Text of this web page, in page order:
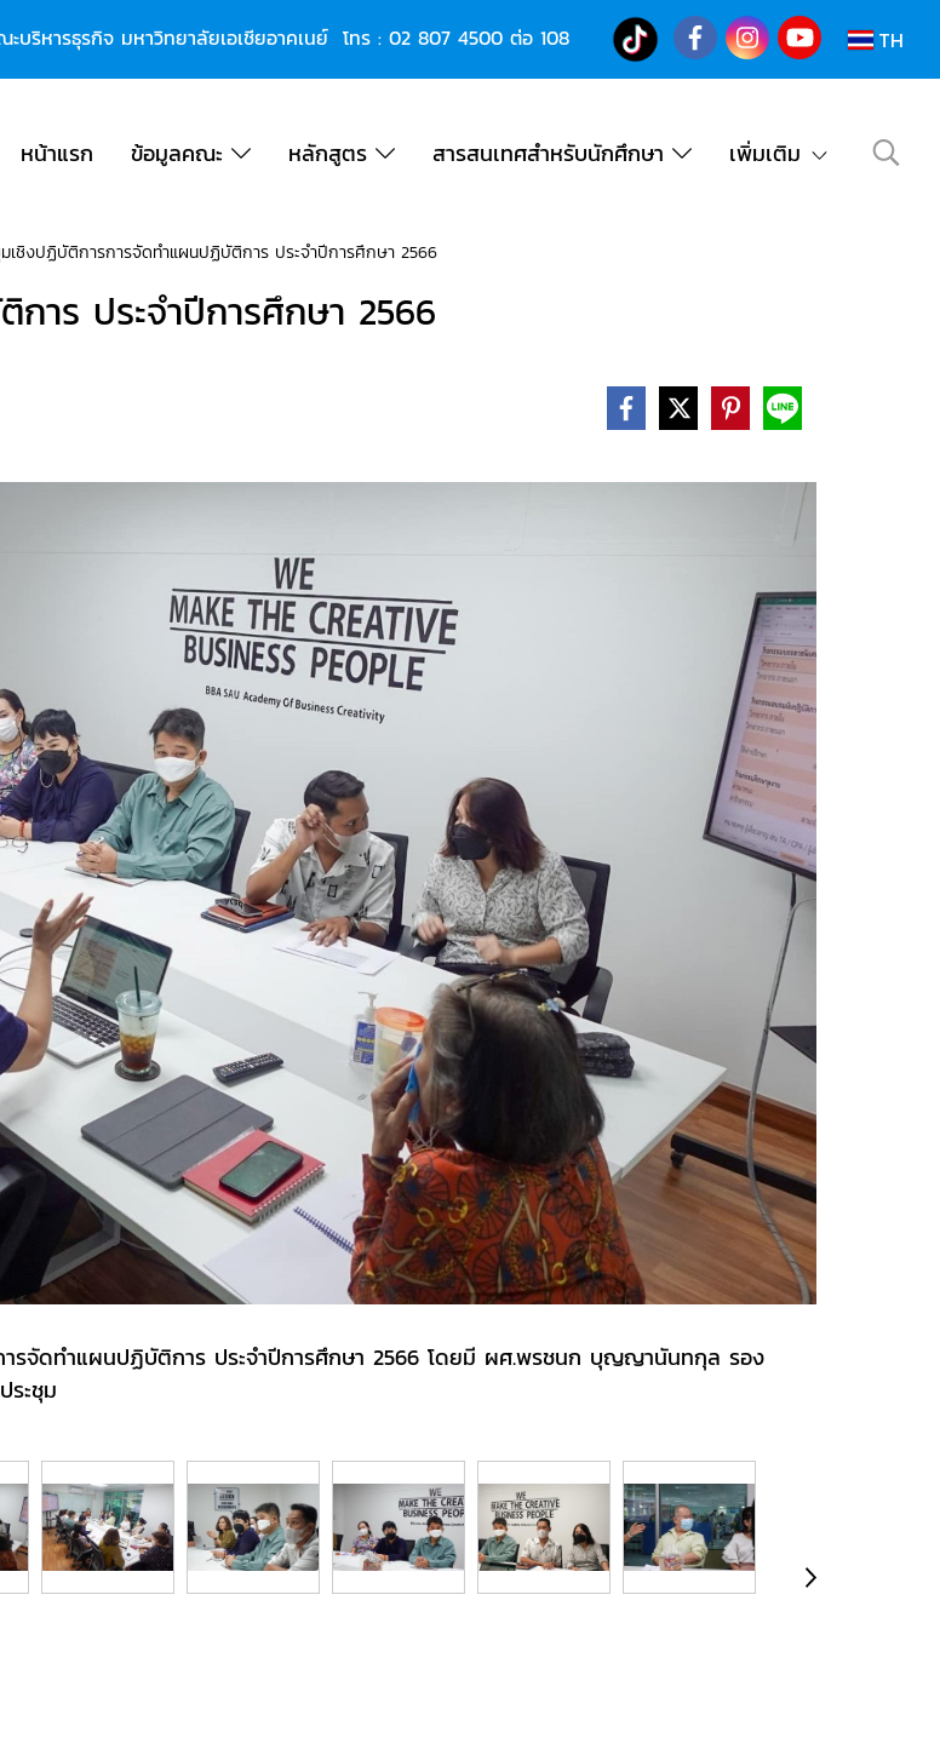
ะบริหารธุรกิจ มหาวิทยาลัยเอเชียอาคเนย์ โทร : 02 807 4500ต่อ 108 TH
หน้าแรก ข้อมูลคณะ หลักสูตร สารสนเทศสำหรับนักศึกษา เพิ่มเติม
มเชิงปฏิบัติการการจัดทำแผนปฏิบัติการ ประจำปีการศึกษา 2566
าร ประจำปีการศึกษา 2566
รจัดทำแผนปฏิบัติการ ประจำปีการศึกษา 2566 โดยมี ผศ.พรชนก บุญญานันทกุล รอง
ะชุม